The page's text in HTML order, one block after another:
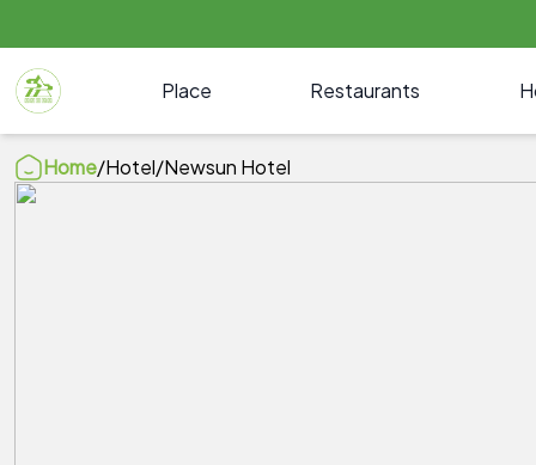
Place Restaurants
Home/Hotel/Newsun Hotel